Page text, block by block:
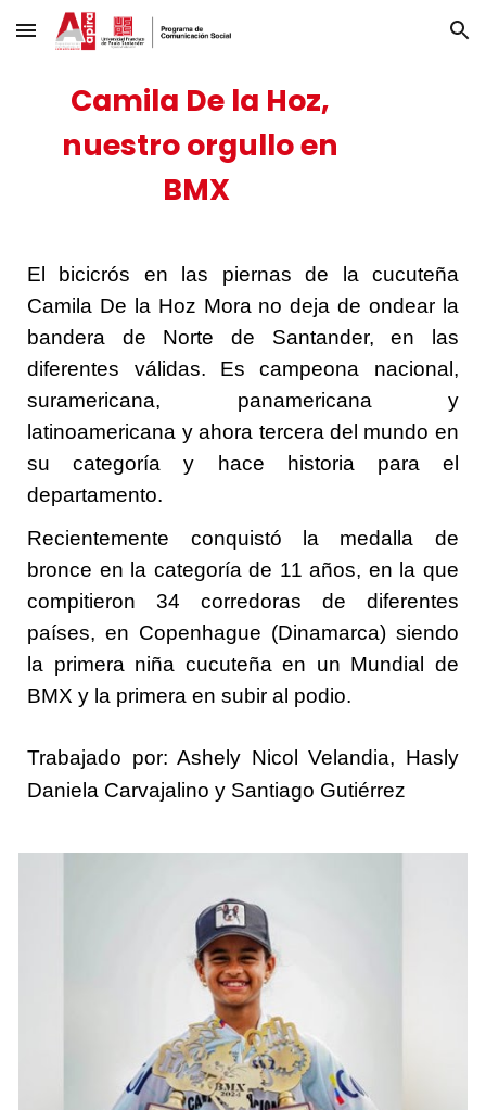
Skip to main content Skip to navigation
Camila De la Hoz,
nuestro orgullo en
BMX
El bicicrós en las piernas de la cucuteña
Camila De la Hoz Mora no deja de ondear la
bandera de Norte de Santander, en las
diferentes válidas. Es campeona nacional,
suramericana, panamericana y
latinoamericana y ahora tercera del mundo en
su categoría y hace historia para el
departamento.
Recientemente conquistó la medalla de
bronce en la categoría de 11 años, en la que
compitieron 34 corredoras de diferentes
países, en Copenhague (Dinamarca) siendo
la primera niña cucuteña en un Mundial de
BMX y la primera en subir al podio.
Trabajado por: Ashely Nicol Velandia, Hasly
Daniela Carvajalino y Santiago Gutiérrez